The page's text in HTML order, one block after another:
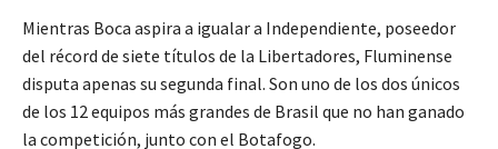
Mientras Boca aspira a igualar a Independiente, poseedor
del récord de siete títulos de la Libertadores, Fluminense
disputa apenas su segunda final. Son uno de los dos únicos
de los 12 equipos más grandes de Brasil que no han ganado
la competición, junto con el Botafogo.